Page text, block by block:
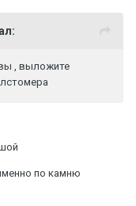
, выложите
по камню